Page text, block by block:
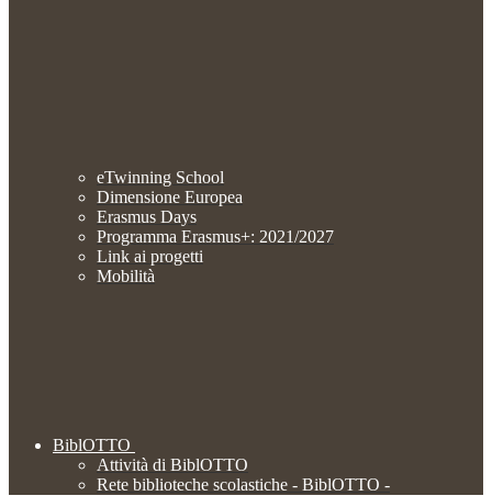
eTwinning School
Dimensione Europea
Erasmus Days
Programma Erasmus+: 2021/2027
Link ai progetti
Mobilità
BiblOTTO
Attività di BiblOTTO
Rete biblioteche scolastiche - BiblOTTO -